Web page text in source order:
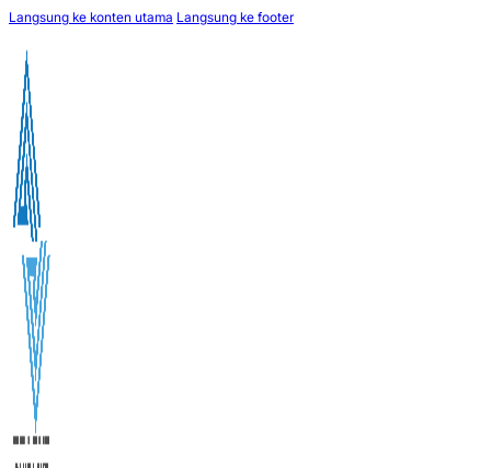
Langsung ke konten utama Langsung ke footer